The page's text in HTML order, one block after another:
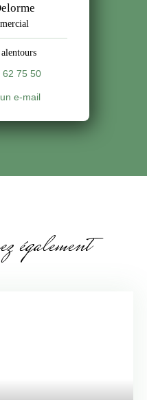
62 75 50
e-mail
également